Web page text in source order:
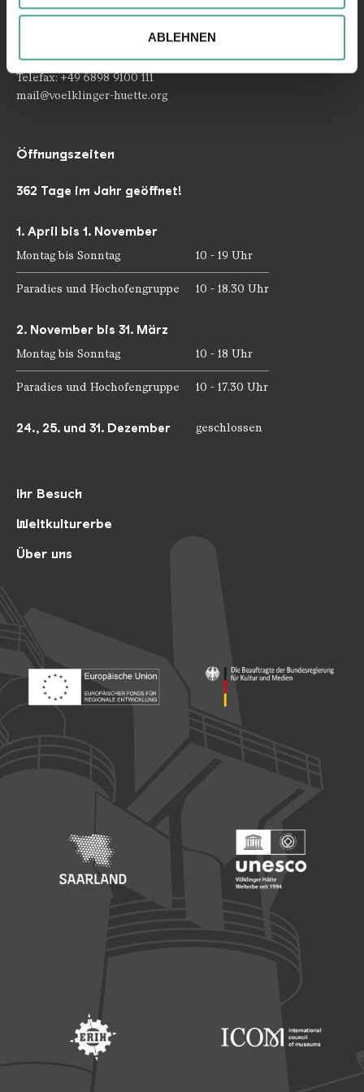
Ihrer Verwendung unserer Website an unsere Partner für
Partner führen diese Informationen möglicherweise mit
weiteren Daten zusammen, die Sie ihnen bereitgestellt
haben oder die sie im Rahmen Ihrer Nutzung der Dienste
gesammelt haben.
ABLEHNEN
Rathausstraße 75 – 79
Telefon: +49 6898 9100 100
Telefax: +49 6898 9100 111
mail@voelklinger-huette.org
Ihr Besuch
Weltkulturerbe
Über uns
Öffnungszeiten
362 Tage im Jahr geöffnet!
1. April bis 1. November
Montag bis Sonntag 10 - 19 Uhr
Paradies und Hochofengruppe 10 - 18.30 Uhr
2. November bis 31. März
Montag bis Sonntag 10 - 18 Uhr
Paradies und Hochofengruppe 10 - 17.30 Uhr
24., 25. und 31. Dezember geschlossen